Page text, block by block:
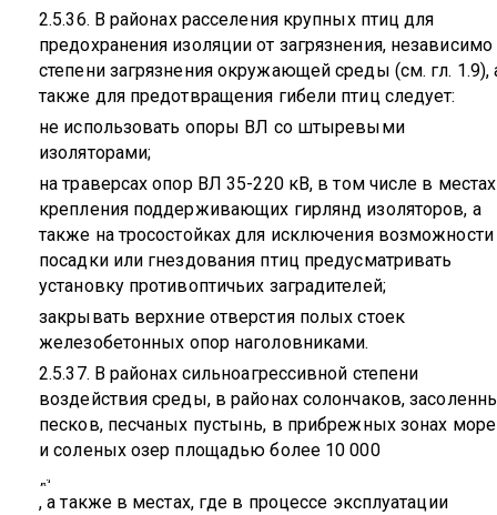
2.5.36. В районах расселения крупных птиц для
предохранения изоляции от загрязнения, независимо
степени загрязнения окружающей среды (см. гл. 1.9),
также для предотвращения гибели птиц следует:
не использовать опоры ВЛ со штыревыми
изоляторами;
на траверсах опор ВЛ 35-220 кВ, в том числе в местах
крепления поддерживающих гирлянд изоляторов, а
также на тросостойках для исключения возможности
посадки или гнездования птиц предусматривать
установку противоптичьих заградителей;
закрывать верхние отверстия полых стоек
железобетонных опор наголовниками.
2.5.37. В районах сильноагрессивной степени
воздействия среды, в районах солончаков,
песков, песчаных пустынь, в прибрежных зонах
и соленых озер площадью более 10 000
, а также в местах, где в процессе эксплуатации